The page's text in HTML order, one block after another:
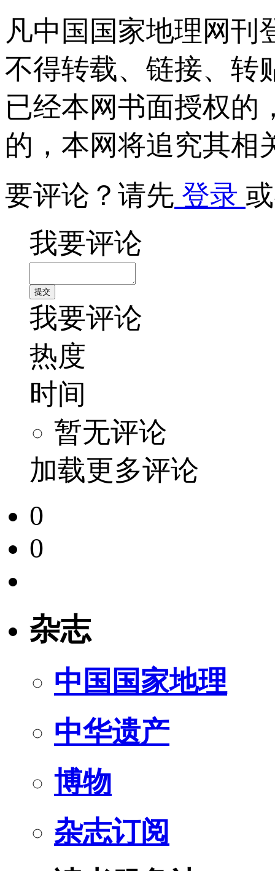
凡中国国家地理网刊
不得转载、链接、转
已经本网书面授权的
的，本网将追究其相
要评论？请先 登录
我要评论
我要评论
热度
时间
暂无评论
加载更多评论
0
0
杂志
中国国家地理
中华遗产
博物
杂志订阅